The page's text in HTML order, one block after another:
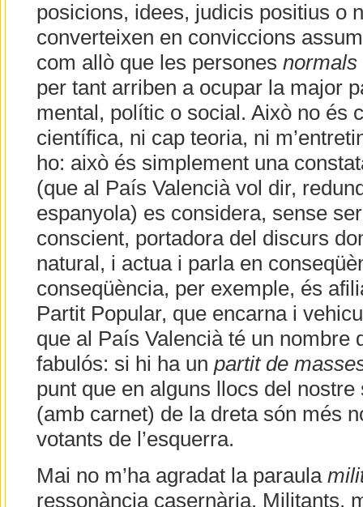
posicions, idees, judicis positius o
converteixen en conviccions
com allò que les persones normals
per tant arriben a ocupar la major
mental, polític o social. Això no és
científica, ni cap teoria, ni
ho: això és simplement una
(que al País Valencià vol dir,
espanyola) es considera, sense
conscient, portadora del discurs
natural, i actua i parla en
conseqüència, per exemple, és
Partit Popular, que encarna i
que al País Valencià té un nombre
fabulós: si hi ha un partit de
punt que en alguns llocs del
(amb carnet) de la dreta són més
votants de l’esquerra.
Mai no m’ha agradat la paraula
ressonància casernària. Militants,